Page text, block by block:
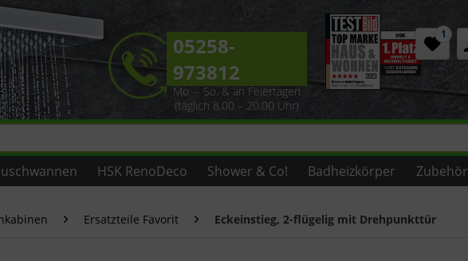
05258-
973812
Mo. – So. & an Feiertagen
(täglich 8.00 – 20.00 Uhr)
1
HSK RenoDeco Shower & Co! Badheizkörper Zubehör
Ersatzteile Favorit Eckeinstieg, 2-flügelig mit Drehpunkttür